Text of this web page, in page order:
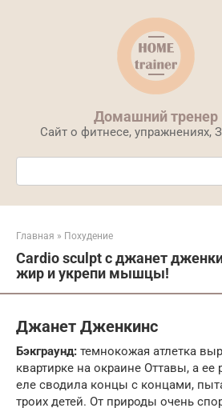
Домашний тренер
Сайт о фитнесе,
Поиск:
Главная » Похудение
Cardio sculpt с джанет
жир и укрепи мышцы!
Джанет Дженкинс
Бэкграунд: темнокожая атлетка
квартирке на окраине Оттавы, а ее
еле сводила концы с концами,
троих детей. От природы очень